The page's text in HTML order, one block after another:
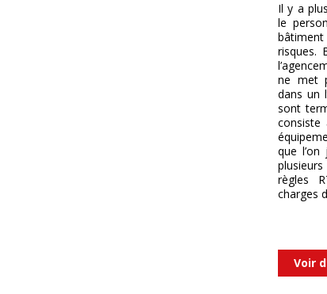
Il y a
le
risques.
ne met
dans un
sont
que
règles
charges
Voir